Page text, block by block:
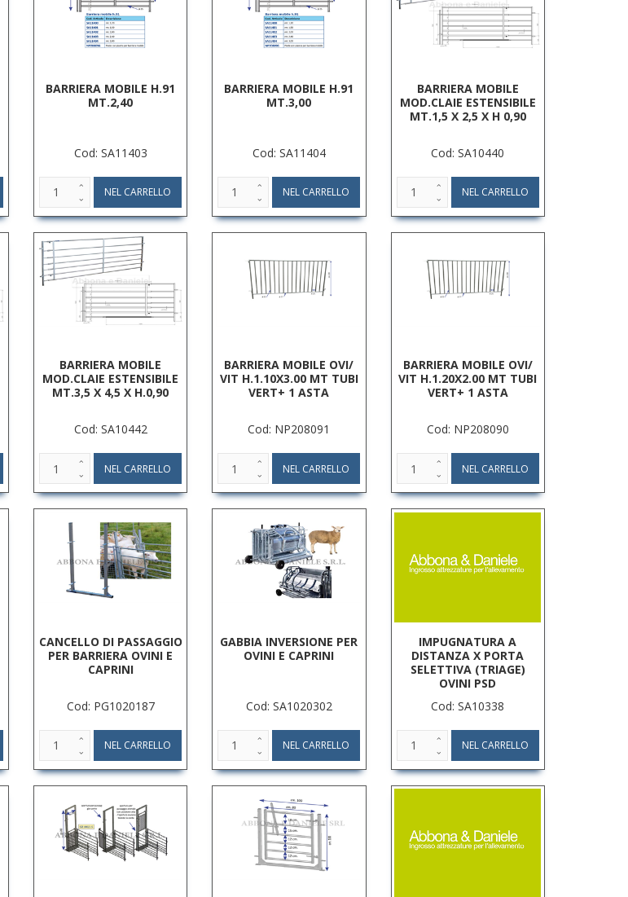
BARRIERA MOBILE H.91
MT.2,40
Cod: SA11403
BARRIERA MOBILE H.91
MT.3,00
Cod: SA11404
BARRIERA MOBILE
MOD.CLAIE ESTENSIBILE
MT.1,5 X 2,5 X H 0,90
Cod: SA10440
BARRIERA MOBILE
MOD.CLAIE ESTENSIBILE
MT.3,5 X 4,5 X H.0,90
Cod: SA10442
BARRIERA MOBILE OVI/
VIT H.1.10X3.00 MT TUBI
VERT+ 1 ASTA
Cod: NP208091
BARRIERA MOBILE OVI/
VIT H.1.20X2.00 MT TUBI
VERT+ 1 ASTA
Cod: NP208090
CANCELLO DI PASSAGGIO
PER BARRIERA OVINI E
CAPRINI
Cod: PG1020187
GABBIA INVERSIONE PER
OVINI E CAPRINI
Cod: SA1020302
IMPUGNATURA A
DISTANZA X PORTA
SELETTIVA (TRIAGE)
OVINI PSD
Cod: SA10338